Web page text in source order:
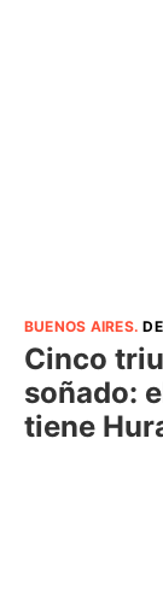
BUENOS AIRES.
Cinco
soñado:
tiene